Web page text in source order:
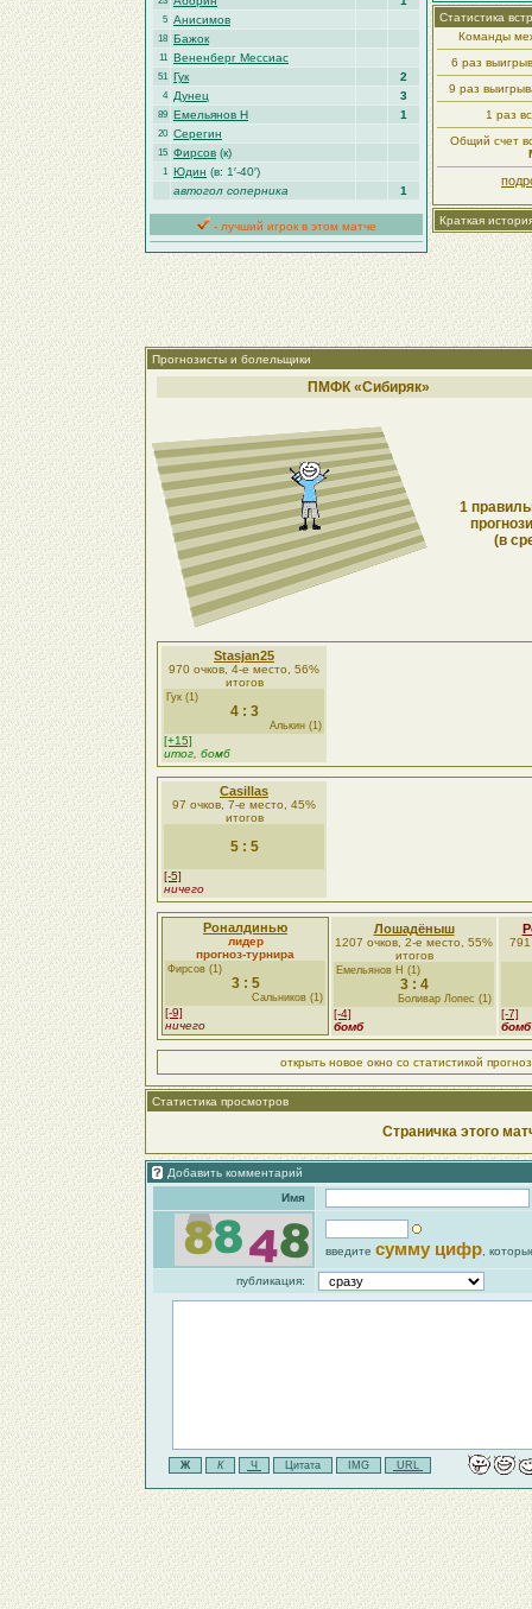
5 Анисимов
18 Бажок
11 Вененберг Мессиас
51 Гук 2
4 Дунец 3
89 Емельянов Н 1
20 Серегин
15 Фирсов (к)
1 Юдин (в: 1′-40′)
автогол соперника
1
- лучший игрок в этом матче
Статистика
Команды
6 раз
9 раз
1 раз
Общий счет
Краткая
Прогнозисты и болельщики
ПМФК «Сибиряк»
1
(в
Stasjan25
970 очков, 4-е место, 56%
итогов
Гук (1)
4 : 3
Алькин (1)
[+15]
итог, бомб
Casillas
97 очков, 7-е место, 45%
итогов
5 : 5
[-5]
ничего
Роналдинью
лидер
прогноз-турнира
Фирсов (1)
3 : 5
Сальников (1)
[-9]
ничего
Лошадёныш
1207 очков, 2-е место, 55%
итогов
Емельянов Н (1)
3 : 4
Боливар Лопес (1)
[-4]
бомб
791
[-7]
бомб
открыть новое окно со статистикой
Статистика просмотров
Страничка этого
Добавить комментарий
Имя
введите сумму цифр ,
публикация: